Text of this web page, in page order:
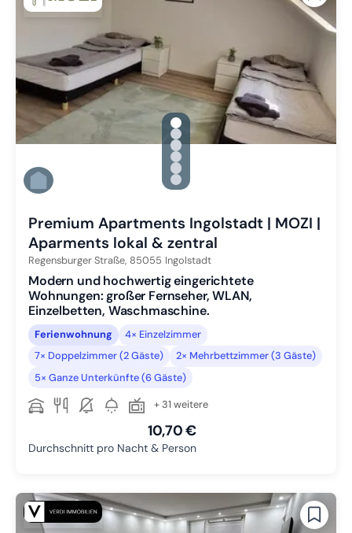
gallery.slide_selector
Zu Slide 1 wechseln
Zu Slide 2 wechseln
Zu Slide 3 wechseln
Zu Slide 4 wechseln
Zu Slide 5 wechseln
Zu Slide 6 wechseln
Premium Apartments Ingolstadt | MOZI |
Aparments lokal & zentral
Regensburger Straße, 85055 Ingolstadt
Modern und hochwertig eingerichtete
Wohnungen: großer Fernseher, WLAN,
Einzelbetten, Waschmaschine.
Ferienwohnung
4× Einzelzimmer
7× Doppelzimmer (2 Gäste)
2× Mehrbettzimmer (3 Gäste)
5× Ganze Unterkünfte (6 Gäste)
+ 31 weitere
10,70 €
Durchschnitt pro Nacht & Person